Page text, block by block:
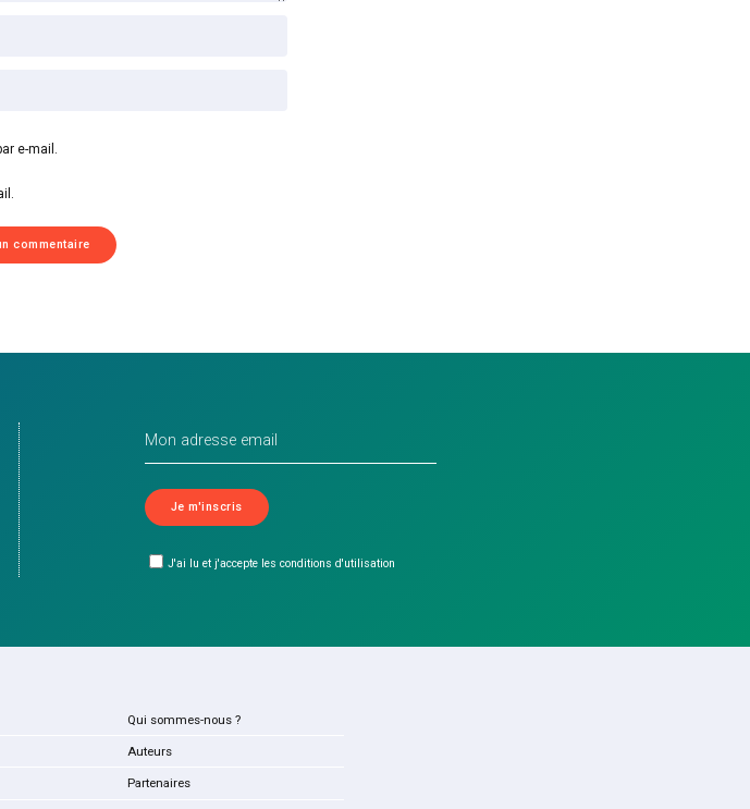
e-mail.
J'ai lu et j'accepte les conditions d'utilisation
Qui sommes-nous ?
Auteurs
Partenaires